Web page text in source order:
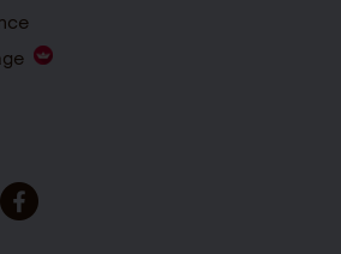
- Nouvelle fenêtre
Instagram - Nouvelle fenêtre
sur YouTube - Nouvelle fenêtre
nous sur X - Nouvelle fenêtre
Suivez-nous sur Facebook - Nouvelle